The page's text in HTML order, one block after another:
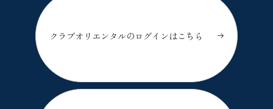
クラブオリエンタルのログインはこちら